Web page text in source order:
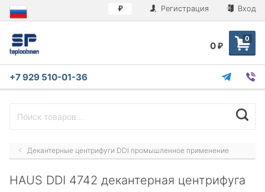
₽ Регистрация Вход
0
0 ₽
+7 929 510-01-36
Декантерные центрифуги DDI промышленное применение
HAUS DDI 4742 декантерная центрифуга